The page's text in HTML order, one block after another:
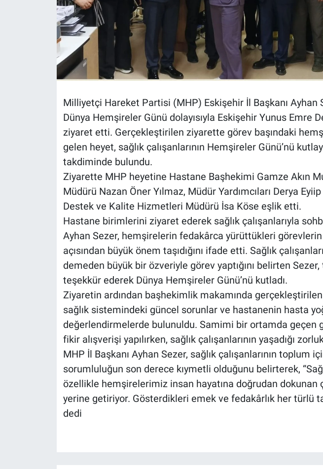
Milliyetçi Hareket Partisi (MHP) Eskişehir İl Başkanı Ayhan
Dünya Hemşireler Günü dolayısıyla Eskişehir Yunus Emre
ziyaret etti. Gerçekleştirilen ziyarette görev başındaki
gelen heyet, sağlık çalışanlarının Hemşireler Günü’nü
takdiminde bulundu.
Ziyarette MHP heyetine Hastane Başhekimi Gamze Akın
Müdürü Nazan Öner Yılmaz, Müdür Yardımcıları Derya
Destek ve Kalite Hizmetleri Müdürü İsa Köse eşlik etti.
Hastane birimlerini ziyaret ederek sağlık çalışanlarıyla
Ayhan Sezer, hemşirelerin fedakârca yürüttükleri görevlerin
açısından büyük önem taşıdığını ifade etti. Sağlık
demeden büyük bir özveriyle görev yaptığını belirten
teşekkür ederek Dünya Hemşireler Günü’nü kutladı.
Ziyaretin ardından başhekimlik makamında
sağlık sistemindeki güncel sorunlar ve hastanenin hasta
değerlendirmelerde bulunuldu. Samimi bir ortamda geçen
fikir alışverişi yapılırken, sağlık çalışanlarının yaşadığı
MHP İl Başkanı Ayhan Sezer, sağlık çalışanlarının toplum
sorumluluğun son derece kıymetli olduğunu belirterek,
özellikle hemşirelerimiz insan hayatına doğrudan dokunan
yerine getiriyor. Gösterdikleri emek ve fedakârlık her türlü
dedi
Magazin
Bilim ve Teknoloji